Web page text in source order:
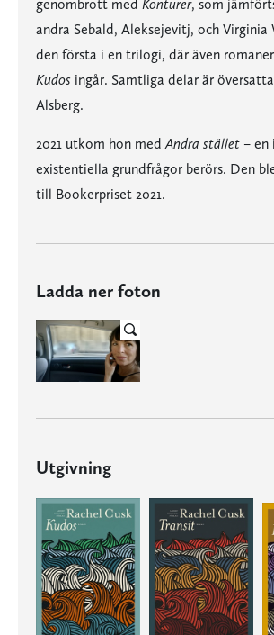
genombrott med Konturer, som
andra Sebald, Aleksejevitj, och
den första i en trilogi, där även
Kudos ingår. Samtliga delar är
Alsberg.
2021 utkom hon med Andra stället – en
existentiella grundfrågor berörs. Den
till Bookerpriset 2021.
Ladda ner foton
Utgivning